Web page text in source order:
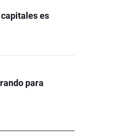
es
para